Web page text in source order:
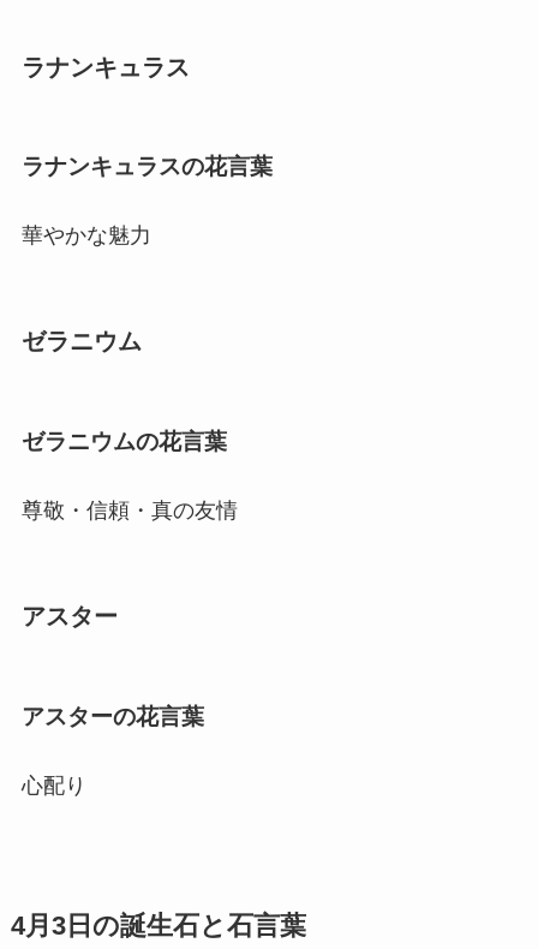
ラナンキュラス
ラナンキュラスの花言葉
華やかな魅力
ゼラニウム
ゼラニウムの花言葉
尊敬・信頼・真の友情
アスター
アスターの花言葉
心配り
4月3日の誕生石と石言葉